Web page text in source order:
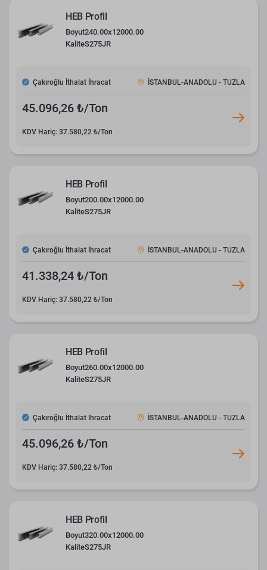
HEB Profil
Boyut240.00x12000.00
KaliteS275JR
Çakıroğlu İthalat İhracat İSTANBUL-ANADOLU - TUZLA
45.096,26 ₺/Ton
KDV Hariç: 37.580,22 ₺/Ton
HEB Profil
Boyut200.00x12000.00
KaliteS275JR
Çakıroğlu İthalat İhracat İSTANBUL-ANADOLU - TUZLA
41.338,24 ₺/Ton
KDV Hariç: 37.580,22 ₺/Ton
HEB Profil
Boyut260.00x12000.00
KaliteS275JR
Çakıroğlu İthalat İhracat İSTANBUL-ANADOLU - TUZLA
45.096,26 ₺/Ton
KDV Hariç: 37.580,22 ₺/Ton
HEB Profil
Boyut320.00x12000.00
KaliteS275JR